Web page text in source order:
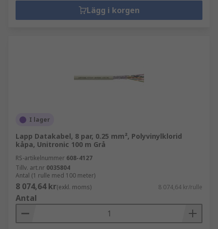
Lägg i korgen
I lager
Lapp Datakabel, 8 par, 0.25 mm², Polyvinylklorid
kåpa, Unitronic 100 m Grå
RS-artikelnummer 608-4127
Tillv. art.nr 0035804
Antal (1 rulle med 100 meter)
8 074,64 kr(exkl. moms) 8 074,64 kr/rulle
Antal